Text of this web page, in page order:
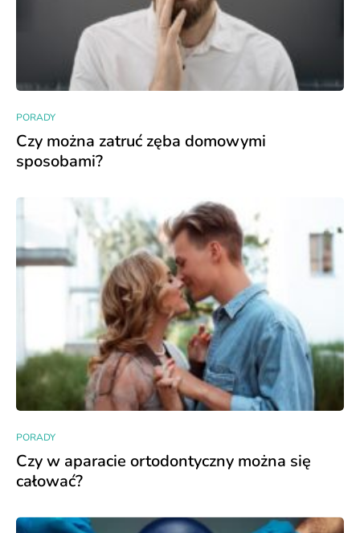
PORADY
Czy można zatruć zęba domowymi
sposobami?
PORADY
Czy w aparacie ortodontyczny można się
całować?